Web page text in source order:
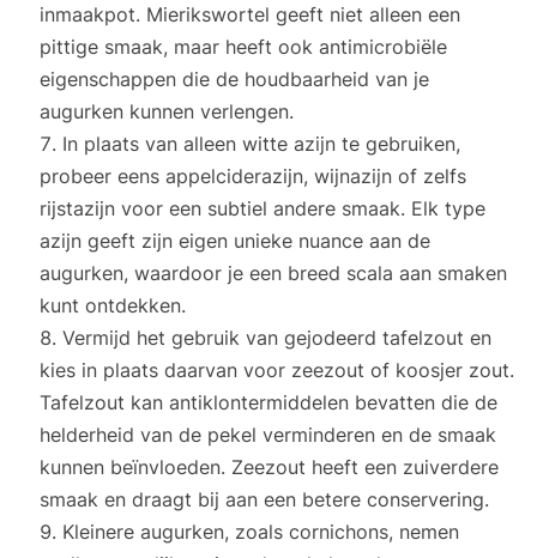
inmaakpot. Mierikswortel geeft niet alleen een
pittige smaak, maar heeft ook antimicrobiële
eigenschappen die de houdbaarheid van je
augurken kunnen verlengen.
In plaats van alleen witte azijn te gebruiken,
probeer eens appelciderazijn, wijnazijn of zelfs
rijstazijn voor een subtiel andere smaak. Elk type
azijn geeft zijn eigen unieke nuance aan de
augurken, waardoor je een breed scala aan smaken
kunt ontdekken.
Vermijd het gebruik van gejodeerd tafelzout en
kies in plaats daarvan voor zeezout of koosjer zout.
Tafelzout kan antiklontermiddelen bevatten die de
helderheid van de pekel verminderen en de smaak
kunnen beïnvloeden. Zeezout heeft een zuiverdere
smaak en draagt bij aan een betere conservering.
Kleinere augurken, zoals cornichons, nemen